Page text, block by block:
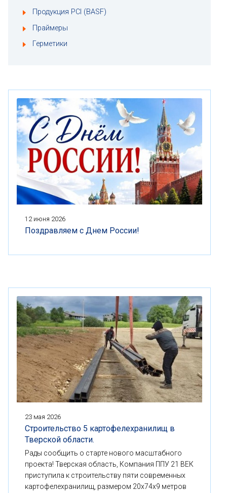
Продукция PCI (BASF)
Праймеры
Герметики
12 июня 2026
Поздравляем с Днем России!
23 мая 2026
Строительство 5 картофелехранилищ в
Тверской области.
Рады сообщить о старте нового масштабного
проекта! Тверская область, Компания ППУ 21 ВЕК
приступила к строительству пяти современных
картофелехранилищ, размером 20x74x9 метров